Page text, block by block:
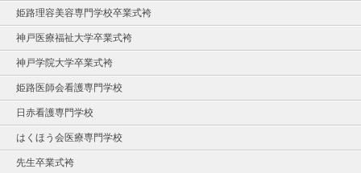
姫路理容美容専門学校卒業式袴
神戸医療福祉大学卒業式袴
神戸学院大学卒業式袴
姫路医師会看護専門学校
日赤看護専門学校
はくほう会医療専門学校
先生卒業式袴